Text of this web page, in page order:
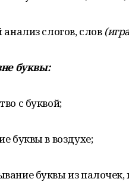
анализ слогов, слов (
буквы:
с буквой;
буквы в воздухе;
буквы из палочек,